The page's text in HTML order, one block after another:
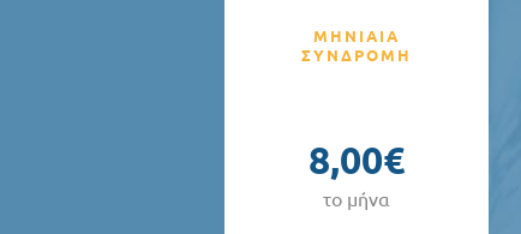
ΜΗΝΙΑΙΑ
ΣΥΝΔΡΟΜΗ
8,00€
το μήνα